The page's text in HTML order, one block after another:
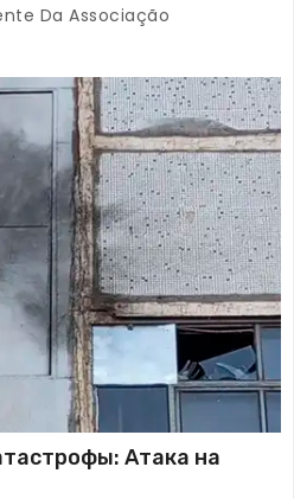
Da Associação
Атака на